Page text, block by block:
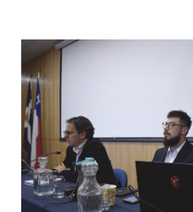
Formación Continua
Estudiantes
Académicos
Funcionarios
Alumni